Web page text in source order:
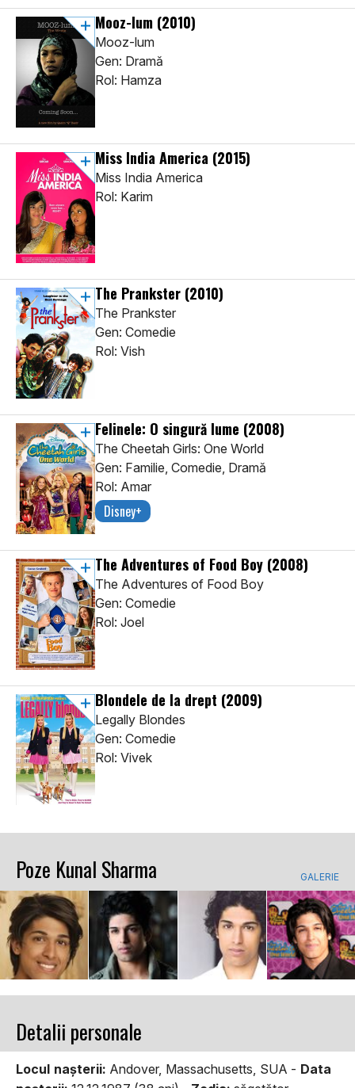
Mooz-lum (2010)
Mooz-lum
Gen: Dramă
Rol: Hamza
Miss India America (2015)
Miss India America
Rol: Karim
The Prankster (2010)
The Prankster
Gen: Comedie
Rol: Vish
Felinele: O singură lume (2008)
The Cheetah Girls: One World
Gen: Familie, Comedie, Dramă
Rol: Amar
Disney+
The Adventures of Food Boy (2008)
The Adventures of Food Boy
Gen: Comedie
Rol: Joel
Blondele de la drept (2009)
Legally Blondes
Gen: Comedie
Rol: Vivek
Poze Kunal Sharma GALERIE
Detalii personale
Locul naşterii: Andover, Massachusetts, SUA - Data